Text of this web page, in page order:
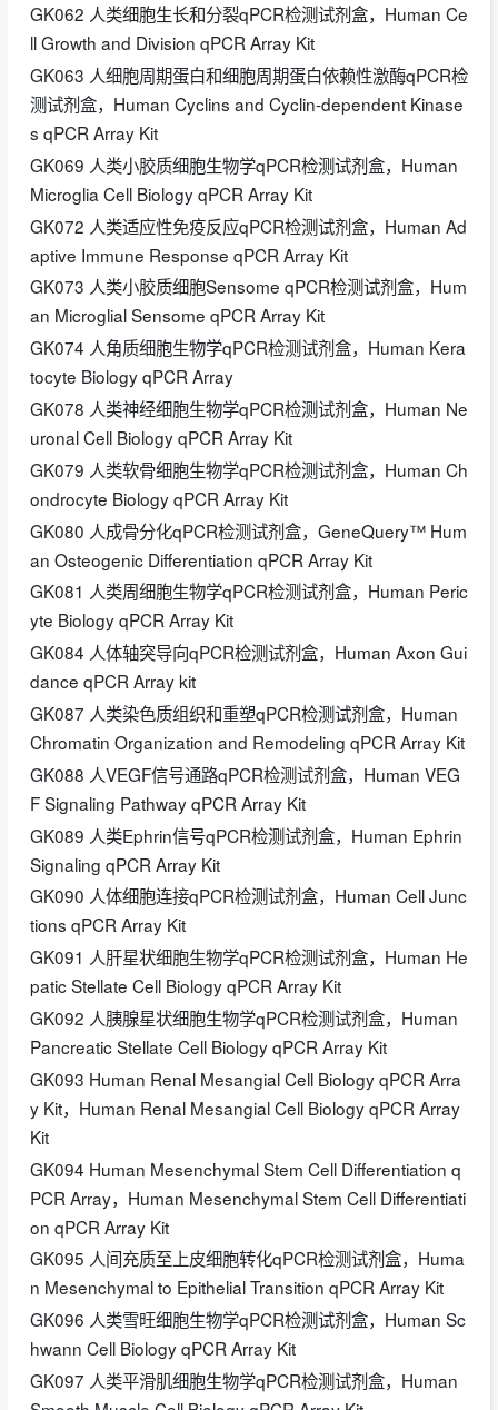
GK062 人类细胞生长和分裂qPCR检测试剂盒，Human Ce
ll Growth and Division qPCR Array Kit
GK063 人细胞周期蛋白和细胞周期蛋白依赖性激酶qPCR检
测试剂盒，Human Cyclins and Cyclin-dependent Kinase
s qPCR Array Kit
GK069 人类小胶质细胞生物学qPCR检测试剂盒，Human
Microglia Cell Biology qPCR Array Kit
GK072 人类适应性免疫反应qPCR检测试剂盒，Human Ad
aptive Immune Response qPCR Array Kit
GK073 人类小胶质细胞Sensome qPCR检测试剂盒，Hum
an Microglial Sensome qPCR Array Kit
GK074 人角质细胞生物学qPCR检测试剂盒，Human Kera
tocyte Biology qPCR Array
GK078 人类神经细胞生物学qPCR检测试剂盒，Human Ne
uronal Cell Biology qPCR Array Kit
GK079 人类软骨细胞生物学qPCR检测试剂盒，Human Ch
ondrocyte Biology qPCR Array Kit
GK080 人成骨分化qPCR检测试剂盒，GeneQuery™ Hum
an Osteogenic Differentiation qPCR Array Kit
GK081 人类周细胞生物学qPCR检测试剂盒，Human Peric
yte Biology qPCR Array Kit
GK084 人体轴突导向qPCR检测试剂盒，Human Axon Gui
dance qPCR Array kit
GK087 人类染色质组织和重塑qPCR检测试剂盒，Human
Chromatin Organization and Remodeling qPCR Array Kit
GK088 人VEGF信号通路qPCR检测试剂盒，Human VEG
F Signaling Pathway qPCR Array Kit
GK089 人类Ephrin信号qPCR检测试剂盒，Human Ephrin
Signaling qPCR Array Kit
GK090 人体细胞连接qPCR检测试剂盒，Human Cell Junc
tions qPCR Array Kit
GK091 人肝星状细胞生物学qPCR检测试剂盒，Human He
patic Stellate Cell Biology qPCR Array Kit
GK092 人胰腺星状细胞生物学qPCR检测试剂盒，Human
Pancreatic Stellate Cell Biology qPCR Array Kit
GK093 Human Renal Mesangial Cell Biology qPCR Arra
y Kit，Human Renal Mesangial Cell Biology qPCR Array
Kit
GK094 Human Mesenchymal Stem Cell Differentiation q
PCR Array，Human Mesenchymal Stem Cell Differentiati
on qPCR Array Kit
GK095 人间充质至上皮细胞转化qPCR检测试剂盒，Huma
n Mesenchymal to Epithelial Transition qPCR Array Kit
GK096 人类雪旺细胞生物学qPCR检测试剂盒，Human Sc
hwann Cell Biology qPCR Array Kit
GK097 人类平滑肌细胞生物学qPCR检测试剂盒，Human